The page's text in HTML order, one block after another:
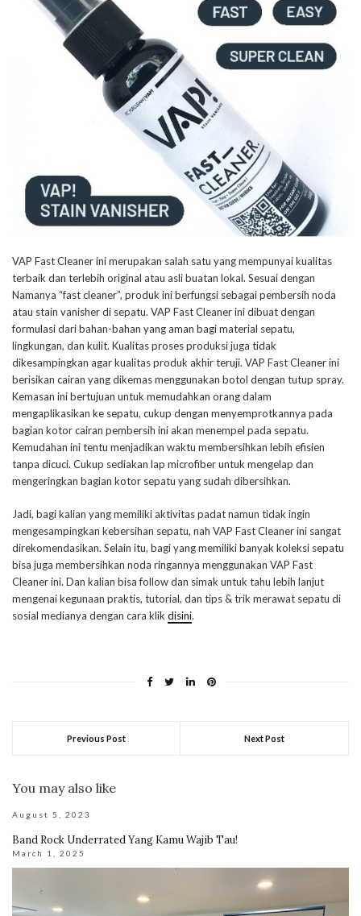
VAP Fast Cleaner ini merupakan salah satu yang mempunyai kualitas
terbaik dan terlebih original atau asli buatan lokal. Sesuai dengan
Namanya “fast cleaner”, produk ini berfungsi sebagai pembersih noda
atau stain vanisher di sepatu. VAP Fast Cleaner ini dibuat dengan
formulasi dari bahan-bahan yang aman bagi material sepatu,
lingkungan, dan kulit. Kualitas proses produksi juga tidak
dikesampingkan agar kualitas produk akhir teruji. VAP Fast Cleaner ini
berisikan cairan yang dikemas menggunakan botol dengan tutup spray.
Kemasan ini bertujuan untuk memudahkan orang dalam
mengaplikasikan ke sepatu, cukup dengan menyemprotkannya pada
bagian kotor cairan pembersih ini akan menempel pada sepatu.
Kemudahan ini tentu menjadikan waktu membersihkan lebih efisien
tanpa dicuci. Cukup sediakan lap microfiber untuk mengelap dan
mengeringkan bagian kotor sepatu yang sudah dibersihkan.
Jadi, bagi kalian yang memiliki aktivitas padat namun tidak ingin
mengesampingkan kebersihan sepatu, nah VAP Fast Cleaner ini sangat
direkomendasikan. Selain itu, bagi yang memiliki banyak koleksi sepatu
bisa juga membersihkan noda ringannya menggunakan VAP Fast
Cleaner ini. Dan kalian bisa follow dan simak untuk tahu lebih lanjut
mengenai kegunaan praktis, tutorial, dan tips & trik merawat sepatu di
sosial medianya dengan cara klikdisini.
Previous Post Next Post
You may also like
August 5, 2023
Band Rock Underrated Yang Kamu Wajib Tau!
March 1, 2025